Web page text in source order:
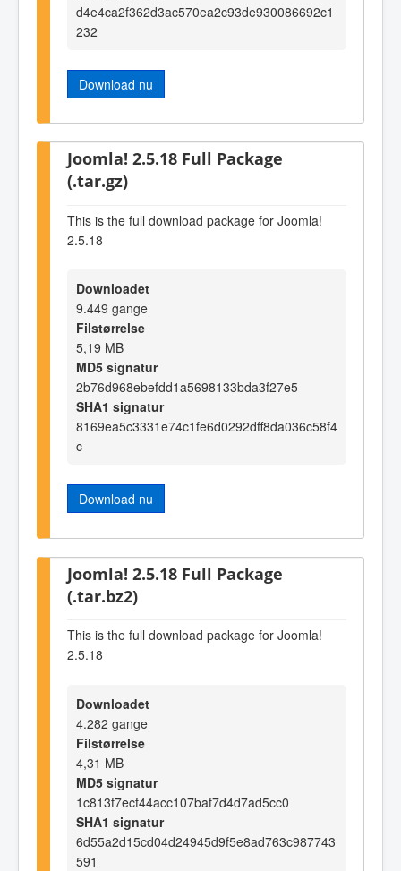
d4e4ca2f362d3ac570ea2c93de930086692c1
232
Download nu
Joomla! 2.5.18 Full Package
(.tar.gz)
This is the full download package for Joomla!
2.5.18
Downloadet
9.449 gange
Filstørrelse
5,19 MB
MD5 signatur
2b76d968ebefdd1a5698133bda3f27e5
SHA1 signatur
8169ea5c3331e74c1fe6d0292dff8da036c58f4
c
Download nu
Joomla! 2.5.18 Full Package
(.tar.bz2)
This is the full download package for Joomla!
2.5.18
Downloadet
4.282 gange
Filstørrelse
4,31 MB
MD5 signatur
1c813f7ecf44acc107baf7d4d7ad5cc0
SHA1 signatur
6d55a2d15cd04d24945d9f5e8ad763c987743
591